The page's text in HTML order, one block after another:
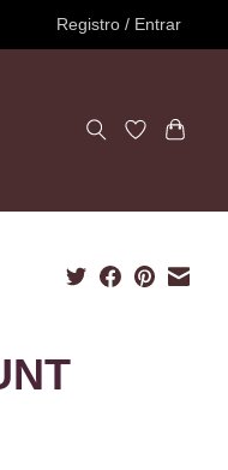
Registro / Entrar